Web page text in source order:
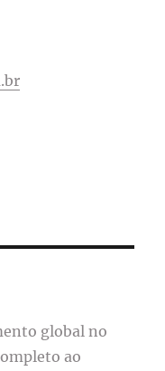
global no
ao